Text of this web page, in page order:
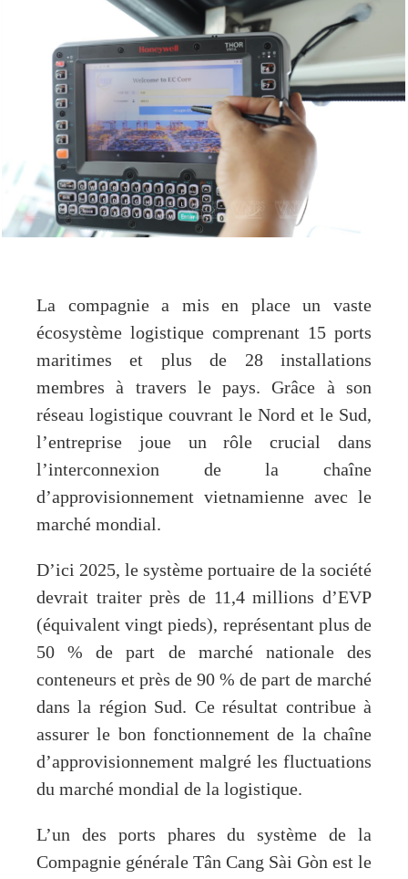
La compagnie a mis en place un vaste
écosystème logistique comprenant 15 ports
maritimes et plus de 28 installations
membres à travers le pays. Grâce à son
réseau logistique couvrant le Nord et le Sud,
l’entreprise joue un rôle crucial dans
l’interconnexion de la chaîne
d’approvisionnement vietnamienne avec le
marché mondial.
D’ici 2025, le système portuaire de la société
devrait traiter près de 11,4 millions d’EVP
(équivalent vingt pieds), représentant plus de
50 % de part de marché nationale des
conteneurs et près de 90 % de part de marché
dans la région Sud. Ce résultat contribue à
assurer le bon fonctionnement de la chaîne
d’approvisionnement malgré les fluctuations
du marché mondial de la logistique.
L’un des ports phares du système de la
Compagnie générale Tân Cang Sài Gòn est le